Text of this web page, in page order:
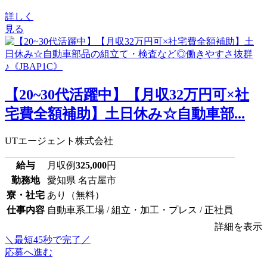
詳しく
見る
【20~30代活躍中】【月収32万円可×社
宅費全額補助】土日休み☆自動車部...
UTエージェント株式会社
給与 月収例325,000円
勤務地
愛知県 名古屋市
寮・社宅 あり（無料）
仕事内容 自動車系工場 / 組立・加工・プレス / 正社員
詳細を表示
＼最短45秒で完了／
応募へ進む